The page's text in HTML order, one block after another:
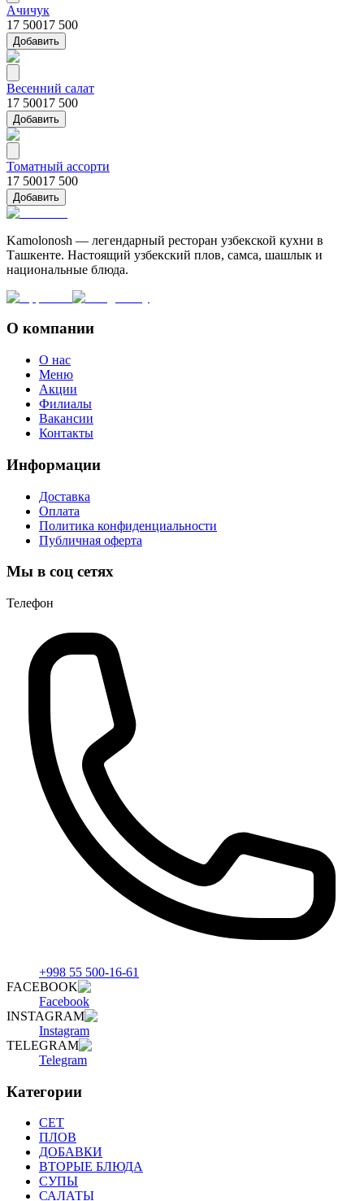
Ачичук
17 50017 500
Добавить
Весенний салат
17 50017 500
Добавить
Томатный ассорти
17 50017 500
Добавить
Kamolonosh — легендарный ресторан узбекской кухни в
Ташкенте. Настоящий узбекский плов, самса, шашлык и
национальные блюда.
О компании
О нас
Меню
Акции
Филиалы
Вакансии
Контакты
Информации
Доставка
Оплата
Политика конфиденциальности
Публичная оферта
Мы в соц сетях
Телефон
+998 55 500-16-61
FACEBOOK
Facebook
INSTAGRAM
Instagram
TELEGRAM
Telegram
Категории
СET
ПЛОВ
ДОБАВКИ
ВТОРЫЕ БЛЮДА
СУПЫ
САЛАТЫ